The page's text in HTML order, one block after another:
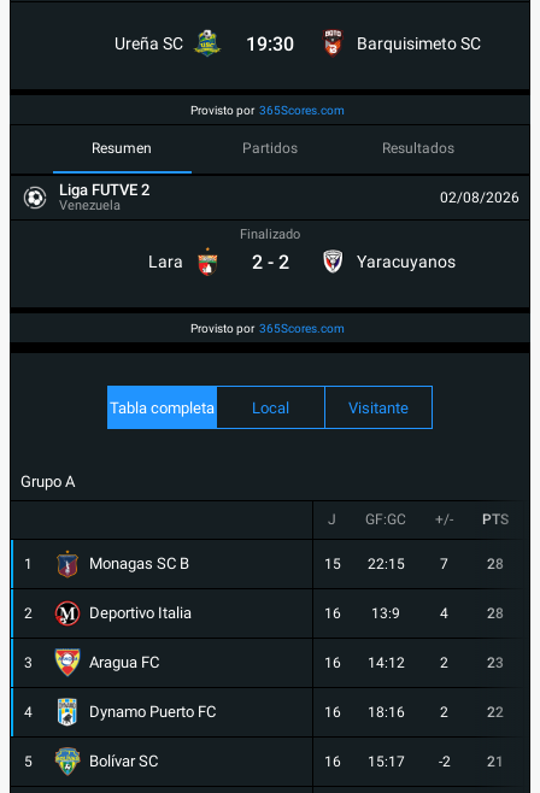
Ureña SC 19:30 Barquisimeto SC
Provisto por 365Scores.com
Resumen Partidos Resultados
Liga FUTVE 2
Venezuela 02/08/2026
Lara
Finalizado
2 - 2 Yaracuyanos
Provisto por 365Scores.com
Tabla completa Local Visitante
Grupo A
J GF:GC +/- PTS
1 Monagas SC B 15 22:15 7 28
2 Deportivo Italia 16 13:9 4 28
3 Aragua FC 16 14:12 2 23
4 Dynamo Puerto FC 16 18:16 2 22
5 Bolívar SC 16 15:17 -2 21